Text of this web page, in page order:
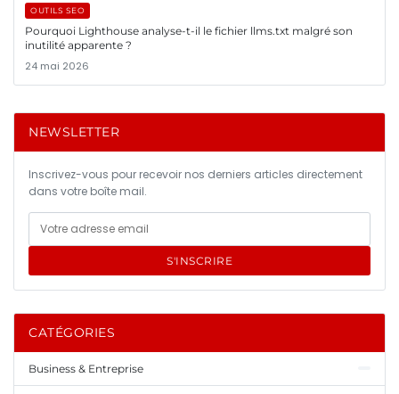
OUTILS SEO
Pourquoi Lighthouse analyse-t-il le fichier llms.txt malgré son
inutilité apparente ?
24 mai 2026
NEWSLETTER
Inscrivez-vous pour recevoir nos derniers articles directement
dans votre boîte mail.
S'INSCRIRE
CATÉGORIES
Business & Entreprise